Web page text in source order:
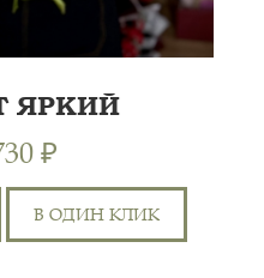
ЯРКИЙ
₽
В ОДИН КЛИК